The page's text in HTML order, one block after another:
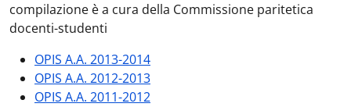
compilazione è a cura della Commissione paritetica
docenti-studenti
OPIS A.A. 2013-2014
OPIS A.A. 2012-2013
OPIS A.A. 2011-2012